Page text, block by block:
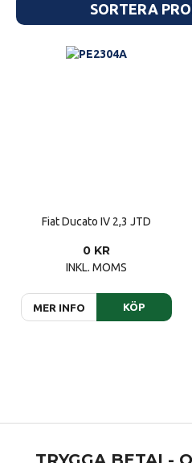
SORTERA
Fiat Ducato IV 2,3 JTD
0 KR
INKL. MOMS
KÖP
MER INFO